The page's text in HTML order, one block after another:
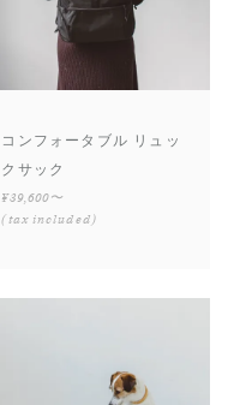
コンフォータブル リュッ
クサック
¥39,600〜
(tax included)